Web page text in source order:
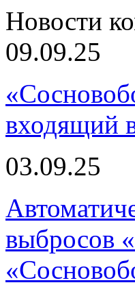
Новости
09.09.25
входящий
03.09.25
выбросов